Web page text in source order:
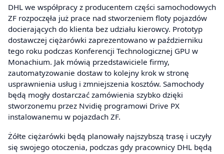
DHL we współpracy z producentem części samochodowych
ZF rozpoczęła już prace nad stworzeniem floty pojazdów
docierających do klienta bez udziału kierowcy. Prototyp
dostawczej ciężarówki zaprezentowano w październiku
tego roku podczas Konferencji Technologicznej GPU w
Monachium. Jak mówią przedstawiciele firmy,
zautomatyzowanie dostaw to kolejny krok w stronę
usprawnienia usług i zmniejszenia kosztów. Samochody
będą mogły dostarczać zamówienia szybko dzięki
stworzonemu przez Nvidię programowi Drive PX
instalowanemu w pojazdach ZF.
Żółte ciężarówki będą planowały najszybszą trasę i uczyły
się swojego otoczenia, podczas gdy pracownicy DHL będą